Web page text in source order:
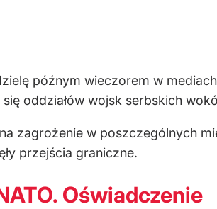
późnym wieczorem w
oddziałów wojsk serbskich
zagrożenie w poszczególnych
przejścia graniczne.
Oświadczenie